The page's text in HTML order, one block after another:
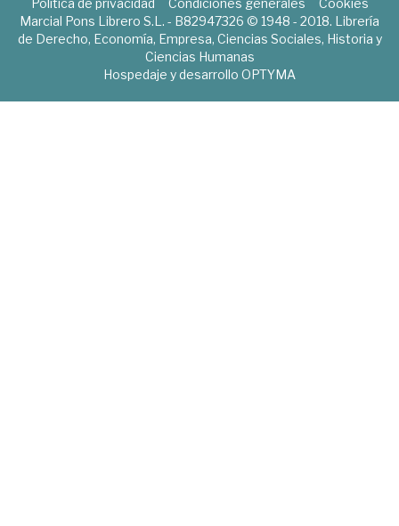
Política de privacidad Condiciones generales
Cookies
Marcial Pons Librero S.L. - B82947326 © 1948 - 2018. Librería
de Derecho, Economía, Empresa, Ciencias Sociales, Historia y
Ciencias Humanas
Hospedaje y desarrollo OPTYMA